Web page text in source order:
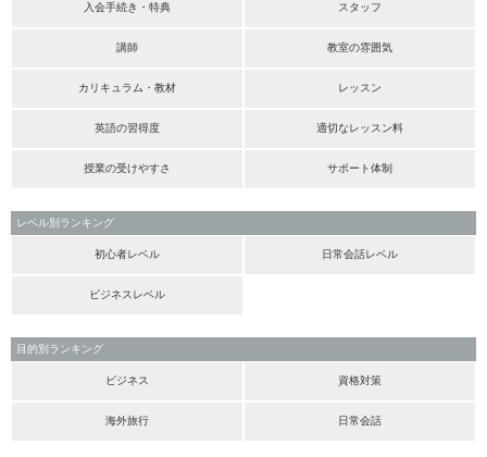
入会手続き・特典 スタッフ
講師 教室の雰囲気
カリキュラム・教材 レッスン
英語の習得度 適切なレッスン料
授業の受けやすさ サポート体制
レベル別ランキング
初心者レベル 日常会話レベル
ビジネスレベル
目的別ランキング
ビジネス 資格対策
海外旅行 日常会話